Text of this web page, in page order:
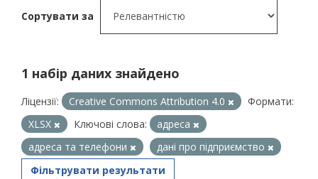
Сортувати за
1 набір даних знайдено
Ліцензії: Creative Commons Attribution 4.0
Формати:
XLSX
Ключові слова:
адреса
адреса та телефони
дані про підприємство
Фільтрувати результати